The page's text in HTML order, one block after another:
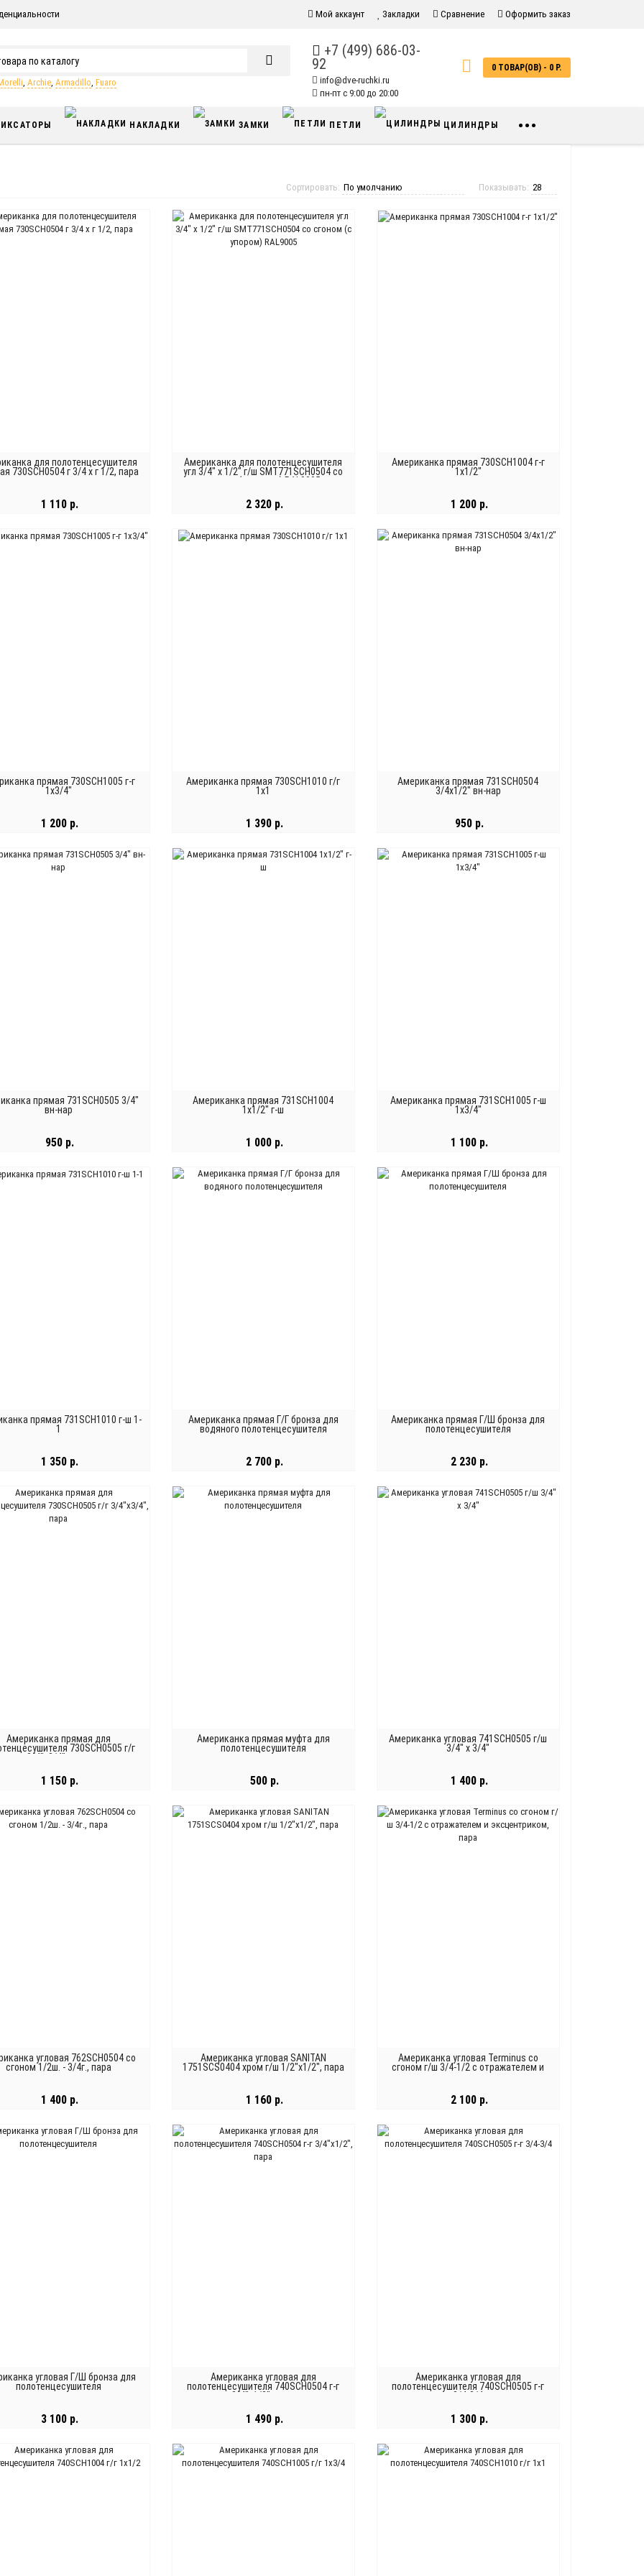
Мой аккаунт Закладки Сравнение Оформить заказ
, Archie, Armadillo, Fuaro
+7 (499) 686-03-
92
info@dve-ruchki.ru
пн-пт с 9:00 до 20:00
0 ТОВАР(ОВ) - 0 Р.
НАКЛАДКИ ЗАМКИ ПЕТЛИ ЦИЛИНДРЫ •••
Показывать:
Сортировать:
для полотенцесушителя
730SCH0504 г 3/4 х г 1/2, пара
1 110 р.
В КОРЗИНУ
Американка для полотенцесушителя
угл 3/4" x 1/2" г/ш SMT771SCH0504 со
сгоном (с упором) RAL9005
2 320 р.
В КОРЗИНУ
Американка прямая 730SCH1004 г-г
1х1/2"
1 200 р.
В КОРЗИНУ
прямая 730SCH1005 г-г
1х3/4"
1 200 р.
В КОРЗИНУ
Американка прямая 730SCH1010 г/г
1x1
1 390 р.
В КОРЗИНУ
Американка прямая 731SCH0504
3/4х1/2" вн-нар
950 р.
В КОРЗИНУ
прямая 731SCH0505 3/4"
вн-нар
950 р.
В КОРЗИНУ
Американка прямая 731SCH1004
1х1/2" г-ш
1 000 р.
В КОРЗИНУ
Американка прямая 731SCH1005 г-ш
1х3/4"
1 100 р.
В КОРЗИНУ
прямая 731SCH1010 г-ш 1-
1
1 350 р.
В КОРЗИНУ
Американка прямая Г/Г бронза для
водяного полотенцесушителя
2 700 р.
В КОРЗИНУ
Американка прямая Г/Ш бронза для
полотенцесушителя
2 230 р.
В КОРЗИНУ
Американка прямая для
730SCH0505 г/г
3/4"x3/4", пара
1 150 р.
В КОРЗИНУ
Американка прямая муфта для
полотенцесушителя
500 р.
В КОРЗИНУ
Американка угловая 741SCH0505 г/ш
3/4" x 3/4"
1 400 р.
В КОРЗИНУ
угловая 762SCH0504 со
сгоном 1/2ш. - 3/4г., пара
1 400 р.
В КОРЗИНУ
Американка угловая SANITAN
1751SCS0404 хром г/ш 1/2"x1/2", пара
1 160 р.
В КОРЗИНУ
Американка угловая Terminus со
сгоном г/ш 3/4-1/2 с отражателем и
эксцентриком, пара
2 100 р.
В КОРЗИНУ
угловая Г/Ш бронза для
полотенцесушителя
3 100 р.
В КОРЗИНУ
Американка угловая для
полотенцесушителя 740SCH0504 г-г
3/4"x1/2", пара
1 490 р.
В КОРЗИНУ
Американка угловая для
полотенцесушителя 740SCH0505 г-г
3/4-3/4
1 300 р.
В КОРЗИНУ